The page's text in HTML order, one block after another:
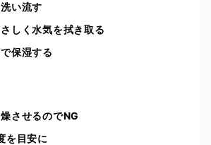
い流す
しく水気を拭き取る
保湿する
させるのでNG
を目安に